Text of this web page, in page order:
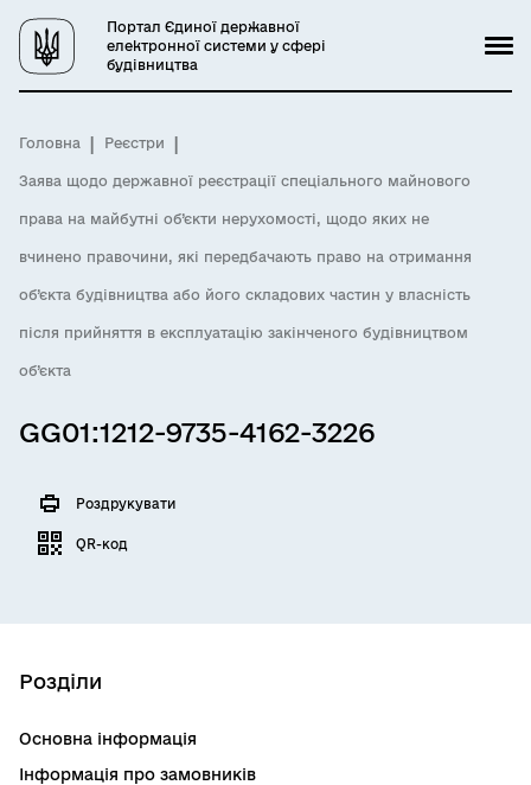
Портал Єдиної державної
електронної системи у сфері
будівництва
Головна Реєстри
Заява щодо державної реєстрації спеціального майнового
права на майбутні об’єкти нерухомості, щодо яких не
вчинено правочини, які передбачають право на отримання
об’єкта будівництва або його складових частин у власність
після прийняття в експлуатацію закінченого будівництвом
об’єкта
GG01:1212-9735-4162-3226
Роздрукувати
QR-код
Розділи
Основна інформація
Інформація про замовників